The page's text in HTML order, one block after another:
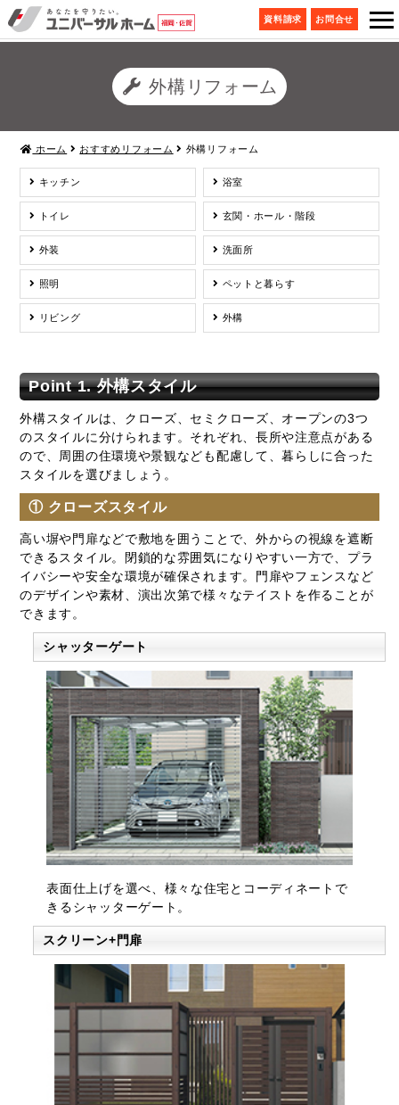
資料請求 お問合せ
外構リフォーム
ホーム おすすめリフォーム 外構リフォーム
キッチン 浴室
トイレ 玄関・ホール・階段
外装 洗面所
照明 ペットと暮らす
リビング 外構
Point 1. 外構スタイル
外構スタイルは、クローズ、セミクローズ、オープンの3つ
のスタイルに分けられます。それぞれ、長所や注意点がある
ので、周囲の住環境や景観なども配慮して、暮らしに合った
スタイルを選びましょう。
① クローズスタイル
高い塀や門扉などで敷地を囲うことで、外からの視線を遮断
できるスタイル。閉鎖的な雰囲気になりやすい一方で、プラ
イバシーや安全な環境が確保されます。門扉やフェンスなど
のデザインや素材、演出次第で様々なテイストを作ることが
できます。
シャッターゲート
表面仕上げを選べ、様々な住宅とコーディネートで
きるシャッターゲート。
スクリーン+門扉